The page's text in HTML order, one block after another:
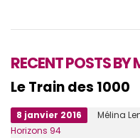
RECENT POSTS BY
Le Train des 1000
8 janvier 2016 Mélina
Horizons 94